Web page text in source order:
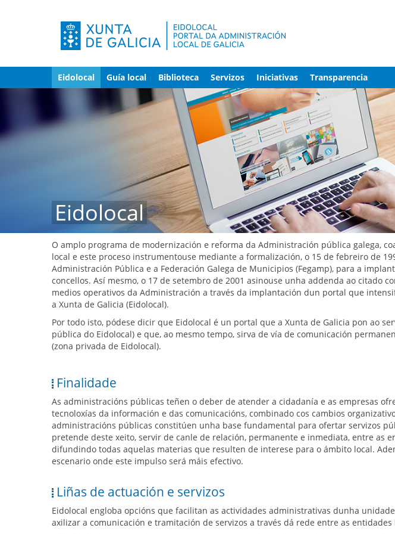
Eidolocal Guía local Biblioteca Servizos Iniciativas Transparencia
Eidolocal
O amplo programa de modernización e reforma da Administración pública galega,
local e este proceso instrumentouse mediante a formalización, o 15 de febreiro de
Administración Pública e a Federación Galega de Municipios (Fegamp), para a
concellos. Así mesmo, o 17 de setembro de 2001 asinouse unha addenda ao
medios operativos da Administración a través da implantación dun portal que
a Xunta de Galicia (Eidolocal).
Por todo isto, pódese dicir que Eidolocal é un portal que a Xunta de Galicia pon ao
pública do Eidolocal) e que, ao mesmo tempo, sirva de vía de comunicación
(zona privada de Eidolocal).
Finalidade
As administracións públicas teñen o deber de atender a cidadanía e as empresas
tecnoloxías da información e das comunicacións, combinado cos cambios
administracións públicas constitúen unha base fundamental para ofertar servizos
pretende deste xeito, servir de canle de relación, permanente e inmediata, entre as
difundindo todas aquelas materias que resulten de interese para o ámbito local.
escenario onde este impulso será máis efectivo.
Liñas de actuación e servizos
Eidolocal engloba opcións que facilitan as actividades administrativas dunha
axilizar a comunicación e tramitación de servizos a través dá rede entre as